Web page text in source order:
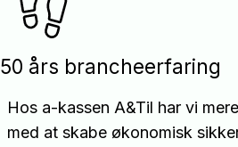
50 års brancheerfaring
Hos a-kassen A&Til har vi
med at skabe økonomisk